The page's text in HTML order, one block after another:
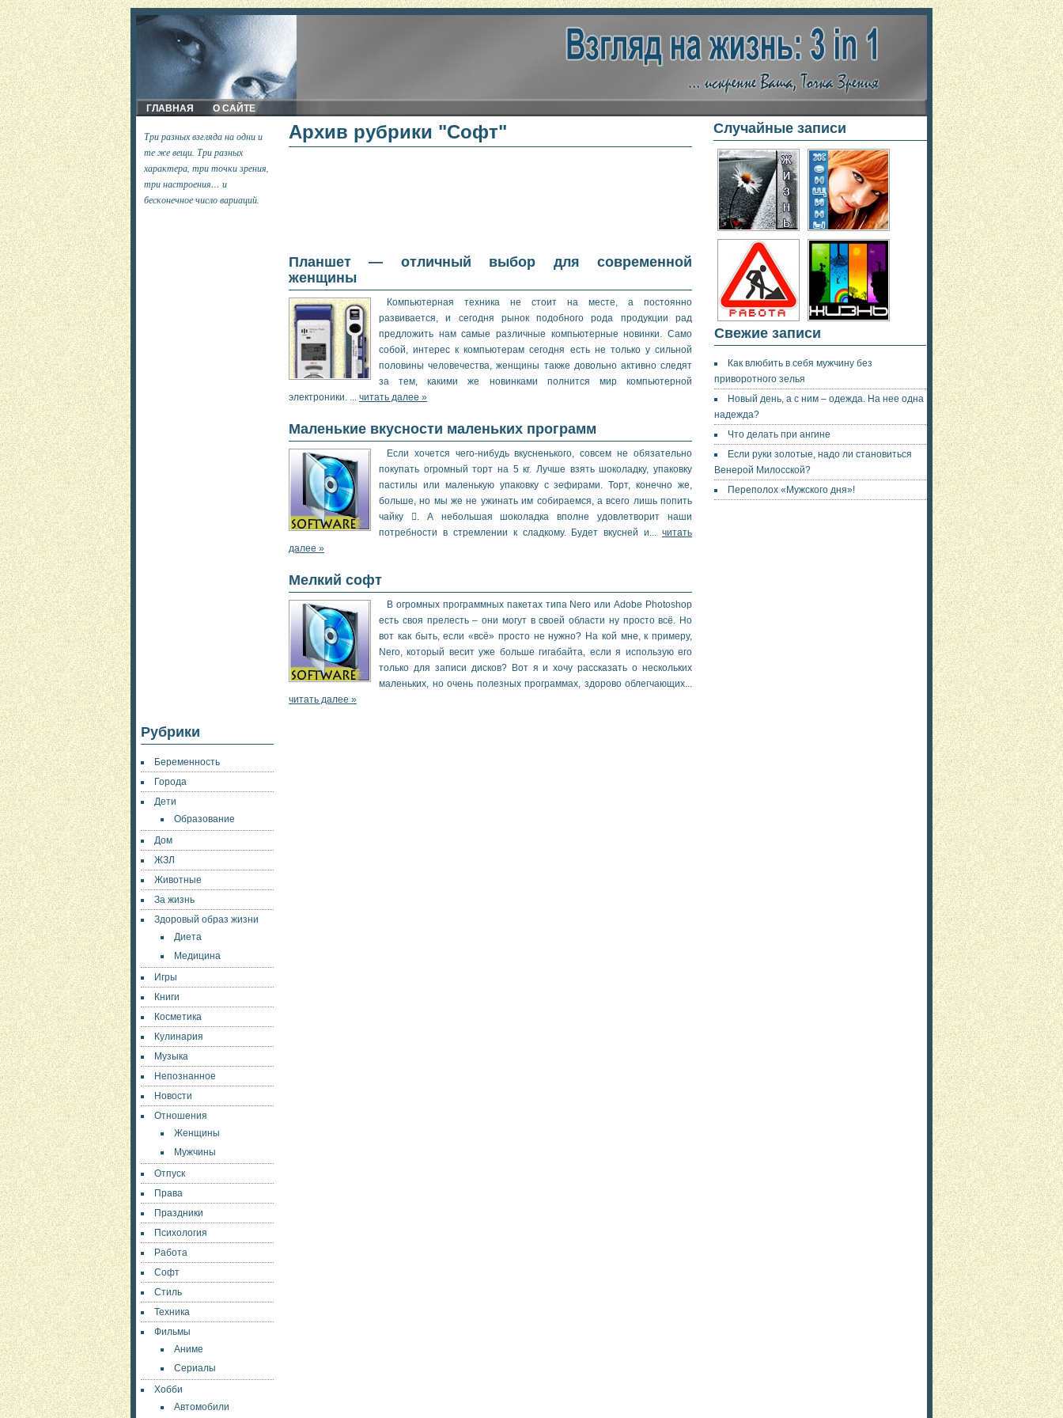
ГЛАВНАЯ О САЙТЕ
Три разных взгляда на одни и
те же вещи. Три разных
характера, три точки зрения,
три настроения… и
бесконечное число вариаций.
Рубрики
Беременность
Города
Дети
Образование
Дом
ЖЗЛ
Животные
За жизнь
Здоровый образ жизни
Диета
Медицина
Игры
Книги
Косметика
Кулинария
Музыка
Непознанное
Новости
Отношения
Женщины
Мужчины
Отпуск
Права
Праздники
Психология
Работа
Софт
Стиль
Техника
Фильмы
Аниме
Сериалы
Хобби
Автомобили
Архив рубрики "Софт"
Планшет — отличный выбор для современной
женщины
Компьютерная техника не стоит на месте, а постоянно
развивается, и сегодня рынок подобного рода продукции рад
предложить нам самые различные компьютерные новинки. Само
собой, интерес к компьютерам сегодня есть не только у сильной
половины человечества, женщины также довольно активно следят
за тем, какими же новинками полнится мир компьютерной
электроники. ... читать далее »
Маленькие вкусности маленьких программ
Если хочется чего-нибудь вкусненького, совсем не обязательно
покупать огромный торт на 5 кг. Лучше взять шоколадку, упаковку
пастилы или маленькую упаковку с зефирами. Торт, конечно же,
больше, но мы же не ужинать им собираемся, а всего лишь попить
чайку . А небольшая шоколадка вполне удовлетворит наши
потребности в стремлении к сладкому. Будет вкусней и... читать
далее »
Мелкий софт
В огромных программных пакетах типа Nero или Adobe Photoshop
есть своя прелесть – они могут в своей области ну просто всё. Но
вот как быть, если «всё» просто не нужно? На кой мне, к примеру,
Nero, который весит уже больше гигабайта, если я использую его
только для записи дисков? Вот я и хочу рассказать о нескольких
маленьких, но очень полезных программах, здорово облегчающих...
читать далее »
Случайные записи
Свежие записи
Как влюбить в себя мужчину без
приворотного зелья
Новый день, а с ним – одежда. На нее одна
надежда?
Что делать при ангине
Если руки золотые, надо ли становиться
Венерой Милосской?
Переполох «Мужского дня»!